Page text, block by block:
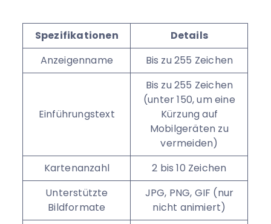
Spezifikationen
Details
Anzeigenname
Bis zu 255 Zeichen
Einführungstext
Bis zu 255 Zeichen
(unter 150, um eine
Kürzung auf
Mobilgeräten zu
vermeiden)
Kartenanzahl
2 bis 10 Zeichen
Unterstützte
Bildformate
JPG, PNG, GIF (nur
nicht animiert)